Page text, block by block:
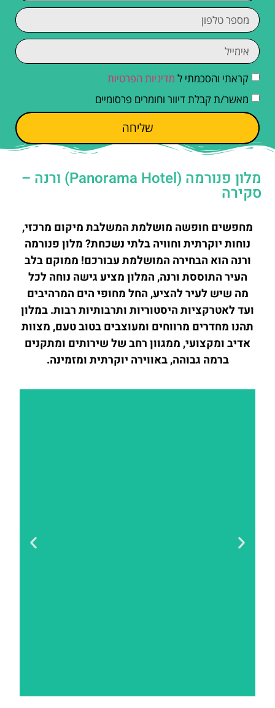
קראתי והסכמתי ל מדיניות הפרטיות
מאשר/ת קבלת דיוור וחומרים פרסומיים
שליחה
מלון פנורמה (Panorama Hotel) ורנה –
סקירה
מחפשים חופשה מושלמת המשלבת מיקום מרכזי,
נוחות יוקרתית וחוויה בלתי נשכחת? מלון פנורמה
ורנה הוא הבחירה המושלמת עבורכם! ממוקם בלב
העיר התוססת ורנה, המלון מציע גישה נוחה לכל
מה שיש לעיר להציע, החל מחופי הים המרהיבים
ועד לאטרקציות היסטוריות ותרבותיות רבות. במלון
תהנו מחדרים מרווחים ומעוצבים בטוב טעם, מצוות
אדיב ומקצועי, ממגוון רחב של שירותים ומתקנים
ברמה גבוהה, באווירה יוקרתית ומזמינה.